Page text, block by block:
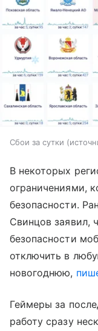
Сбои за сутки
В некоторых
ограничениями,
безопасности.
Свинцов заявил,
безопасности
отключить в
новогоднюю,
Геймеры за
работу сразу